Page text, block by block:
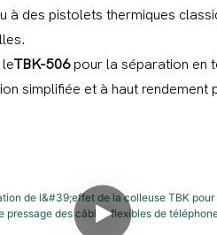
à des pistolets thermiques
leTBK-506pour la séparation en
simplifiée et à haut